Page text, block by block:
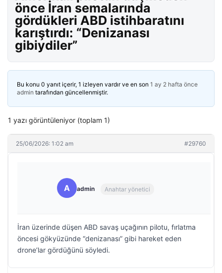
önce İran semalarında
gördükleri ABD istihbaratını
karıştırdı: “Denizanası
gibiydiler”
Bu konu 0 yanıt içerir, 1 izleyen vardır ve en son 1 ay 2 hafta önce
admin tarafından güncellenmiştir.
1 yazı görüntüleniyor (toplam 1)
25/06/2026: 1:02 am #29760
A admin Anahtar yönetici
İran üzerinde düşen ABD savaş uçağının pilotu, fırlatma
öncesi gökyüzünde “denizanası” gibi hareket eden
drone’lar gördüğünü söyledi.